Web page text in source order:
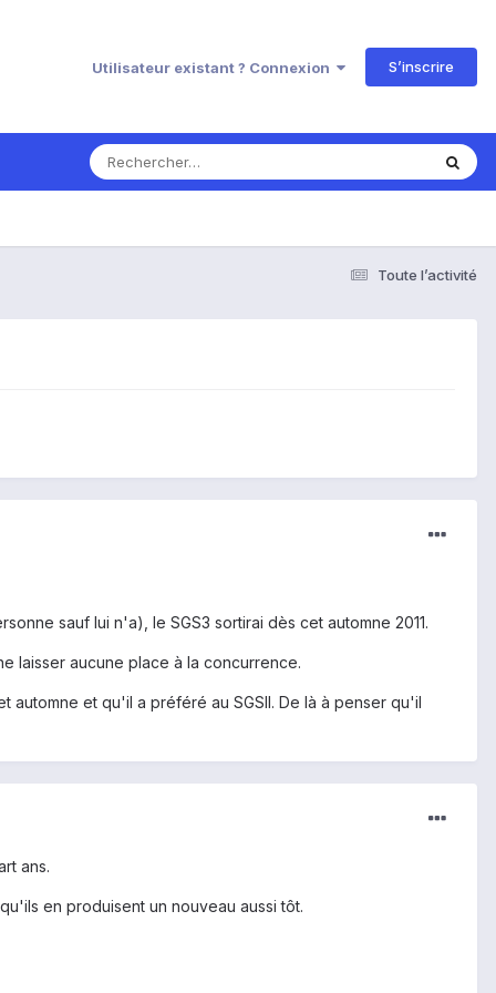
Utilisateur existant ? Connexion S’inscrire
Toute l’activité
sauf lui n'a), le SGS3 sortirai dès cet automne 2011.
laisser aucune place à la concurrence.
automne et qu'il a préféré au SGSII. De là à penser qu'il
ans.
en produisent un nouveau aussi tôt.